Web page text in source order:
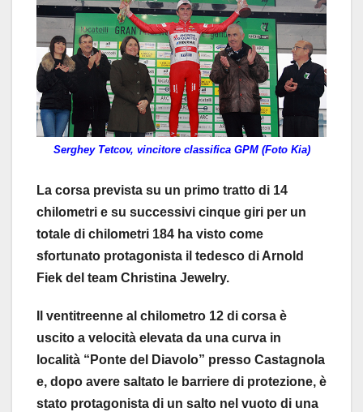
Serghey Tetcov, vincitore classifica GPM (Foto Kia)
La corsa prevista su un primo tratto di 14
chilometri e su successivi cinque giri per un
totale di chilometri 184 ha visto come
sfortunato protagonista il tedesco di Arnold
Fiek del team Christina Jewelry.
Il ventitreenne al chilometro 12 di corsa è
uscito a velocità elevata da una curva in
località “Ponte del Diavolo” presso Castagnola
e, dopo avere saltato le barriere di protezione, è
stato protagonista di un salto nel vuoto di una